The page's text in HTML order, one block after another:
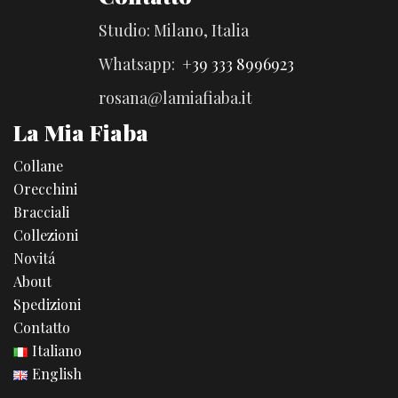
Studio: Milano, Italia
Whatsapp: +39 333 8996923
rosana@lamiafiaba.it
La Mia Fiaba
Collane
Orecchini
Bracciali
Collezioni
Novitá
About
Spedizioni
Contatto
Italiano
English